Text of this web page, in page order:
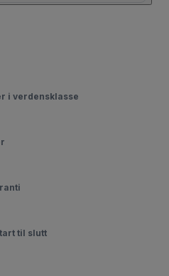
i verdensklasse
til slutt